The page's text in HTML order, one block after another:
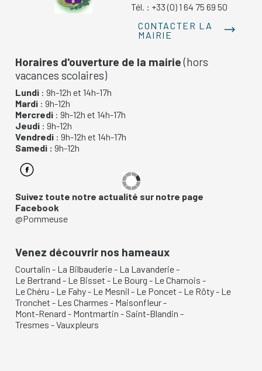
Tél. : +33 (0) 1 64 75 69 50
CONTACTER LA
MAIRIE
Horaires d'ouverture de la mairie(hors
vacances scolaires)
Lundi : 9h-12h et 14h-17h
Mardi : 9h-12h
Mercredi : 9h-12h et 14h-17h
Jeudi : 9h-12h
Vendredi : 9h-12h et 14h-17h
Samedi : 9h-12h
Suivez toute notre actualité sur notre page
Facebook
@Pommeuse
Venez découvrir nos hameaux
Courtalin - La Bilbauderie- La Lavanderie-
Le Bertrand - Le Bisset - Le Bourg - Le Charnois -
Le Chéru - Le Fahy- Le Mesnil - Le Poncet - Le Rôty- Le
Tronchet - Les Charmes - Maisonfleur-
Mont-Renard - Montmartin - Saint-Blandin -
Tresmes -Vauxpleurs